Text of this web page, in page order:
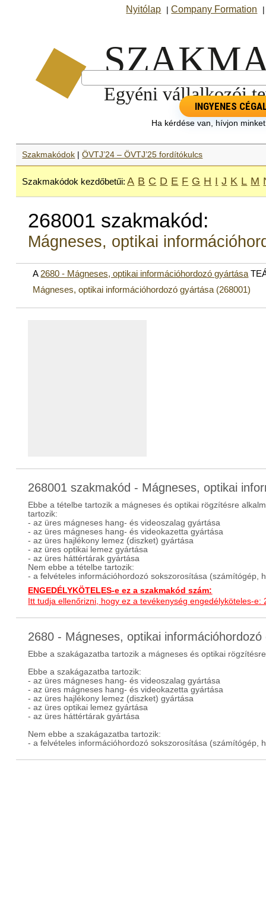
Nyitólap |Company Formation
INGYENES
Ha kérdése van, hívjon
Szakmakódok |ÖVTJ’24 – ÖVTJ’25 fordítókulcs
Szakmakódok kezdőbetűi: A B C D E F G H I J K L M
268001 szakmakód:
Mágneses, optikai
A 2680 - Mágneses, optikai információhordozó gyártása
Mágneses, optikai információhordozó gyártása (268001)
268001 szakmakód - Mágneses, optikai
Ebbe a tételbe tartozik a mágneses és optikai rögzítésre
tartozik:
- az üres mágneses hang- és videoszalag gyártása
- az üres mágneses hang- és videokazetta gyártása
- az üres hajlékony lemez (diszket) gyártása
- az üres optikai lemez gyártása
- az üres háttértárak gyártása
Nem ebbe a tételbe tartozik:
- a felvételes információhordozó sokszorosítása (számítógép,
ENGEDÉLYKÖTELES-e ez a szakmakód szám:
Itt tudja ellenőrizni, hogy ez a tevékenység engedélyköteles-e:
2680 - Mágneses, optikai
Ebbe a szakágazatba tartozik a mágneses és optikai
Ebbe a szakágazatba tartozik:
- az üres mágneses hang- és videoszalag gyártása
- az üres mágneses hang- és videokazetta gyártása
- az üres hajlékony lemez (diszket) gyártása
- az üres optikai lemez gyártása
- az üres háttértárak gyártása
Nem ebbe a szakágazatba tartozik:
- a felvételes információhordozó sokszorosítása (számítógép,